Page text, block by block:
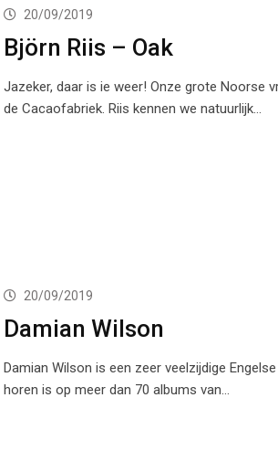
20/09/2019
Björn Riis – Oak
Jazeker, daar is ie weer! Onze grote Noorse
de Cacaofabriek. Riis kennen we natuurlijk…
20/09/2019
Damian Wilson
Damian Wilson is een zeer veelzijdige
horen is op meer dan 70 albums van…